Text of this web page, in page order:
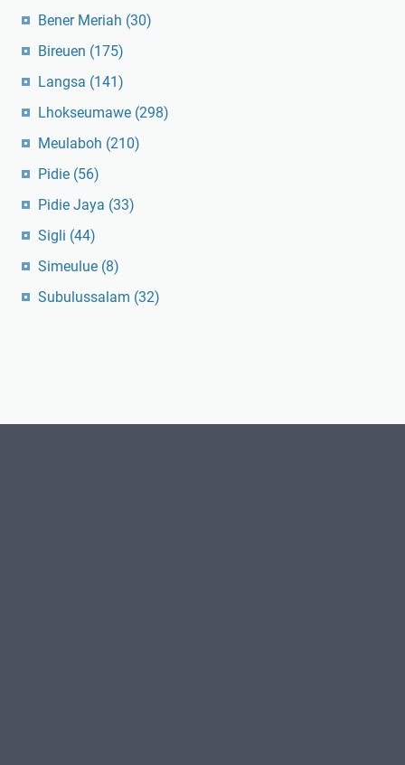
Bener Meriah (30)
Bireuen (175)
Langsa (141)
Lhokseumawe (298)
Meulaboh (210)
Pidie (56)
Pidie Jaya (33)
Sigli (44)
Simeulue (8)
Subulussalam (32)